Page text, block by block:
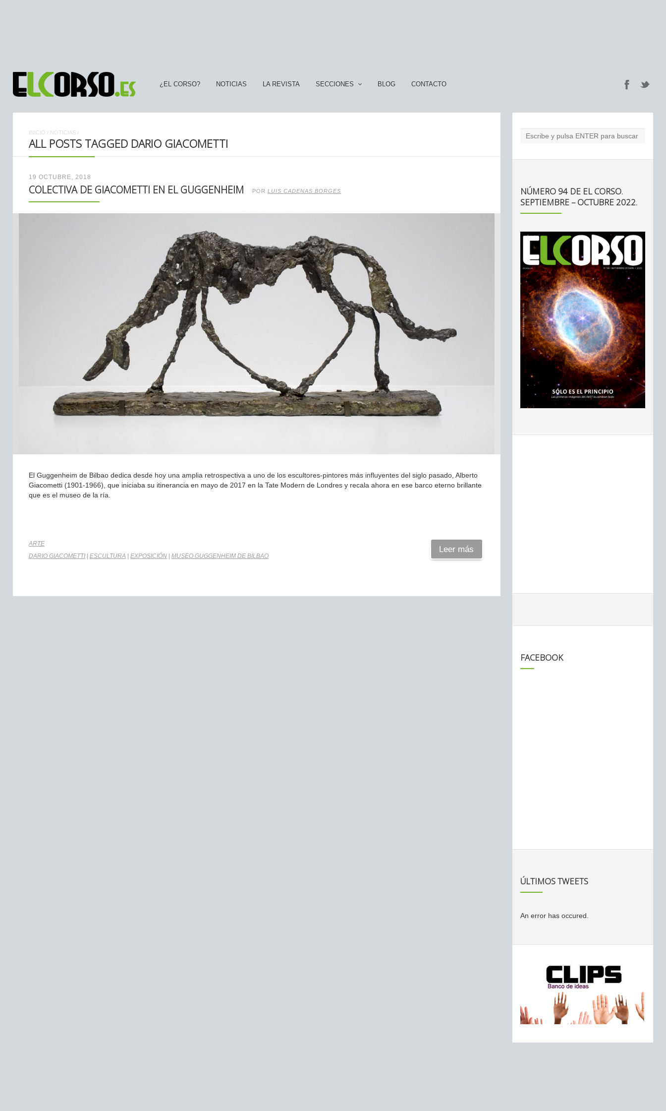
¿EL CORSO? NOTICIAS LA REVISTA SECCIONES BLOG CONTACTO
INICIO / NOTICIAS /
ALL POSTS TAGGED DARIO GIACOMETTI
19 OCTUBRE, 2018
COLECTIVA DE GIACOMETTI EN EL GUGGENHEIM PORLUIS CADENAS BORGES
El Guggenheim de Bilbao dedica desde hoy una amplia retrospectiva a uno de los escultores-pintores más influyentes del siglo pasado, Alberto
Giacometti (1901-1966), que iniciaba su itinerancia en mayo de 2017 en la Tate Modern de Londres y recala ahora en ese barco eterno brillante
que es el museo de la ría.
ARTE
DARIO GIACOMETTI
ESCULTURA EXPOSICIÓN MUSEO GUGGENHEIM DE BILBAO
Leer más
NÚMERO 94 DE EL CORSO.
SEPTIEMBRE – OCTUBRE 2022.
FACEBOOK
ÚLTIMOS TWEETS
An error has occured.